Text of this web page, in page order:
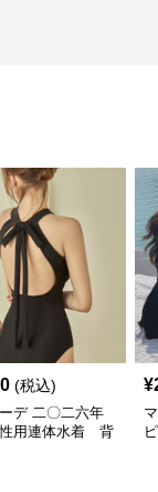
(税込)
デ 二〇二六年
用連体水着 背
¥